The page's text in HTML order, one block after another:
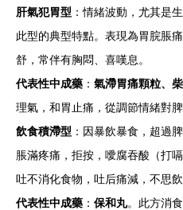
肝氣犯胃型 ：情緒波動，尤其是
此型的典型特點。表現為胃脘脹
舒，常伴有胸悶、喜嘆息。
代表性中成藥 ： 氣滯胃痛顆粒、
理氣，和胃止痛，從調節情緒對脾
飲食積滯型 ：因暴飲暴食，超過
脹滿疼痛，拒按，噯腐吞酸（打
吐不消化食物，吐后痛減，不思飲
代表性中成藥 ： 保和丸。此方消